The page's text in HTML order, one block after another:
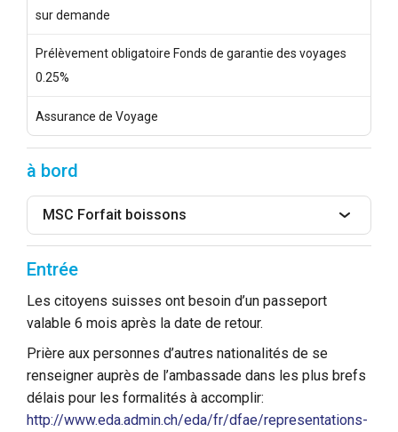
sur demande
Prélèvement obligatoire Fonds de garantie des voyages
0.25%
Assurance de Voyage
à bord
MSC Forfait boissons
Entrée
Les citoyens suisses ont besoin d’un passeport
valable 6 mois après la date de retour.
Prière aux personnes d’autres nationalités de se
renseigner auprès de l’ambassade dans les plus brefs
délais pour les formalités à accomplir:
http://www.eda.admin.ch/eda/fr/dfae/representations-